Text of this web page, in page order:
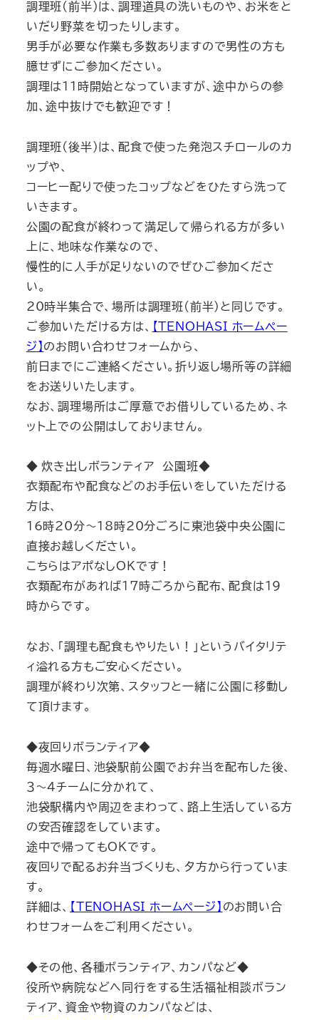
調理班(前半)は、調理道具の洗いものや、お米をと
いだり野菜を切ったりします。
男手が必要な作業も多数ありますので男性の方も
臆せずにご参加ください。
調理は11時開始となっていますが、途中からの参
加、途中抜けでも歓迎です！
調理班(後半)は、配食で使った発泡スチロールのカ
ップや、
コーヒー配りで使ったコップなどをひたすら洗って
いきます。
公園の配食が終わって満足して帰られる方が多い
上に、地味な作業なので、
慢性的に人手が足りないのでぜひご参加くださ
い。
20時半集合で、場所は調理班(前半)と同じです。
ご参加いただける方は、
【TENOHASI ホームペー
ジ】 のお問い合わせフォームから、
前日までにご連絡ください。折り返し場所等の詳細
をお送りいたします。
なお、調理場所はご厚意でお借りしているため、ネ
ット上での公開はしておりません。
◆ 炊き出しボランティア 公園班◆
衣類配布や配食などのお手伝いをしていただける
方は、
16時20分～18時20分ごろに東池袋中央公園に
直接お越しください。
こちらはアポなしOKです！
衣類配布があれば17時ごろから配布、配食は19
時からです。
なお、「調理も配食もやりたい！」というバイタリテ
ィ溢れる方もご安心ください。
調理が終わり次第、スタッフと一緒に公園に移動し
て頂けます。
◆夜回りボランティア◆
毎週水曜日、池袋駅前公園でお弁当を配布した後、
３～４チームに分かれて、
池袋駅構内や周辺をまわって、路上生活している方
の安否確認をしています。
途中で帰ってもOKです。
夜回りで配るお弁当づくりも、夕方から行っていま
す。
詳細は、
【TENOHASI ホームページ】 のお問い合
わせフォームをご利用ください。
◆その他、各種ボランティア、カンパなど◆
役所や病院などへ同行をする生活福祉相談ボラン
ティア、資金や物資のカンパなどは、